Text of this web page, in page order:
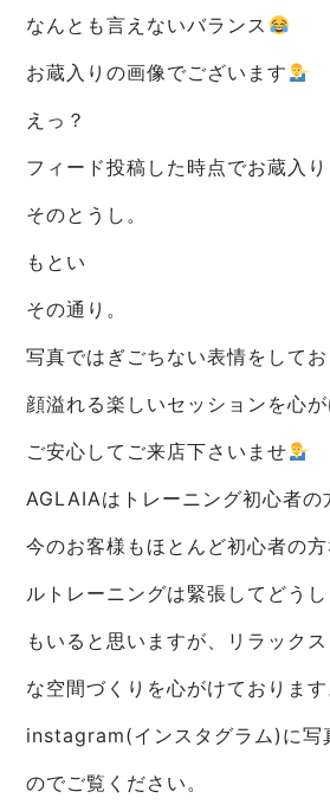
なんとも言えないバランス
お蔵入りの画像でございます
えっ？
フィード投稿した時点でお蔵入
そのとうし。
もとい
その通り。
写真ではぎごちない表情をして
顔溢れる楽しいセッションを心
ご安心してご来店下さいませ
AGLAIAはトレーニング初心者の
今のお客様もほとんど初心者の
ルトレーニングは緊張してどう
もいると思いますが、リラック
な空間づくりを心がけております
instagram(インスタグラム)に写
のでご覧ください。